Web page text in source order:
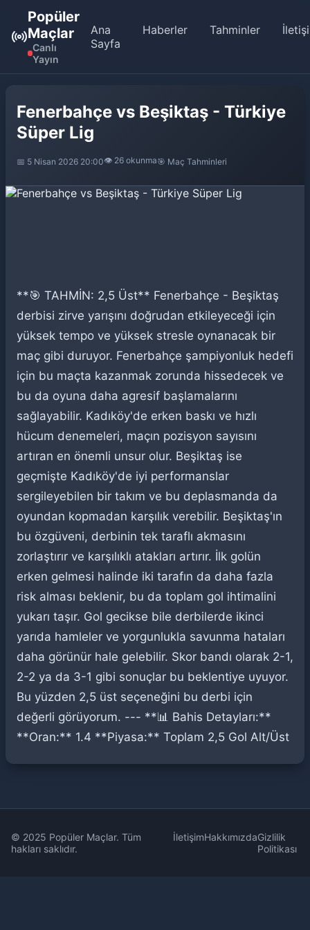
Popüler
Maçlar
Canlı
Yayın
Ana
Sayfa
Haberler Tahminler
Fenerbahçe vs Beşiktaş - Türkiye
Süper Lig
📅 5 Nisan 2026 20:00👁️ 26 okunma🎯 Maç Tahminleri
**🎯 TAHMİN: 2,5 Üst** Fenerbahçe - Beşiktaş
derbisi zirve yarışını doğrudan etkileyeceği için
yüksek tempo ve yüksek stresle oynanacak bir
maç gibi duruyor. Fenerbahçe şampiyonluk hedefi
için bu maçta kazanmak zorunda hissedecek ve
bu da oyuna daha agresif başlamalarını
sağlayabilir. Kadıköy'de erken baskı ve hızlı
hücum denemeleri, maçın pozisyon sayısını
artıran en önemli unsur olur. Beşiktaş ise
geçmişte Kadıköy'de iyi performanslar
sergileyebilen bir takım ve bu deplasmanda da
oyundan kopmadan karşılık verebilir. Beşiktaş'ın
bu özgüveni, derbinin tek taraflı akmasını
zorlaştırır ve karşılıklı atakları artırır. İlk golün
erken gelmesi halinde iki tarafın da daha fazla
risk alması beklenir, bu da toplam gol ihtimalini
yukarı taşır. Gol gecikse bile derbilerde ikinci
yarıda hamleler ve yorgunlukla savunma hataları
daha görünür hale gelebilir. Skor bandı olarak 2-1,
2-2 ya da 3-1 gibi sonuçlar bu beklentiye uyuyor.
Bu yüzden 2,5 üst seçeneğini bu derbi için
değerli görüyorum. --- **📊 Bahis Detayları:**
**Oran:** 1.4 **Piyasa:** Toplam 2,5 Gol Alt/Üst
© 2025 Popüler Maçlar. Tüm
hakları saklıdır.
İletişimHakkımızdaGizlilik
Politikası